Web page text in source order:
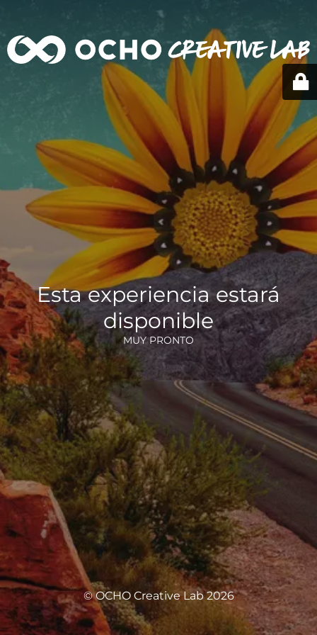
Esta experiencia estará
disponible
MUY PRONTO
© OCHO Creative Lab 2026